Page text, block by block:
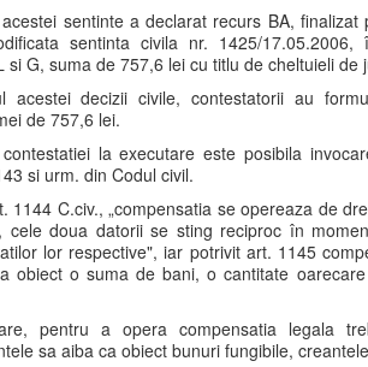
sentinte a declarat recurs BA,
sentinta civila nr. 1425/
si G, suma de 757,6 lei cu titlu de cheltuieli de
acestei decizii civile, contestatorii au
de 757,6 lei.
la executare este posibila
si urm. din Codul civil.
1144 C.civ., „compensatia se opereaza de
cele doua datorii se sting reciproc în
lor respective", iar potrivit art. 1145
obiect o suma de bani, o cantitate
pentru a opera compensatia legala
sa aiba ca obiect bunuri fungibile,